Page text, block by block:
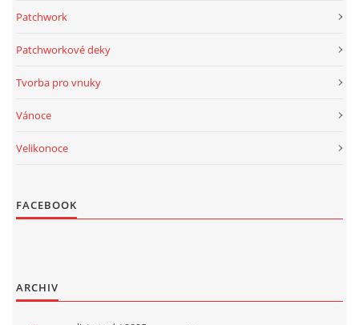
Patchwork
Patchworkové deky
Tvorba pro vnuky
Vánoce
Velikonoce
FACEBOOK
ARCHIV